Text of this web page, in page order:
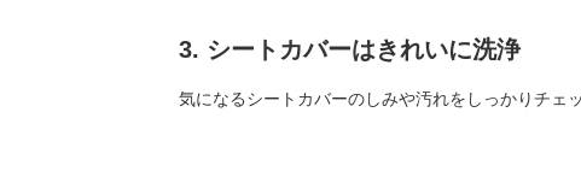
3. シートカバーはきれいに洗浄
気になるシートカバーのしみや汚れをしっかりチェ